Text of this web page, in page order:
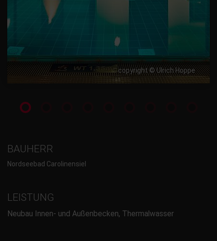
copyright © Ulrich Hoppe
BAUHERR
Nordseebad Carolinensiel
LEISTUNG
Neubau Innen- und Außenbecken, Thermalwasser